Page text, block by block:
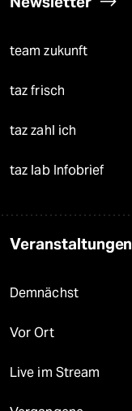
team zukunft
taz frisch
taz zahl ich
taz lab Infobrief
Veranstaltungen
Demnächst
Vor Ort
Live im Stream